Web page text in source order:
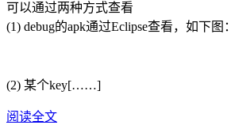
可以通过两种方式查看
(1) debug的apk通过Eclipse查看，如下图：
(2) 某个key[……]
阅读全文